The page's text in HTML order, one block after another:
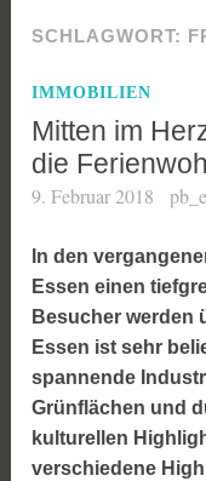
SCHLAGWORT:
IMMOBILIEN
Mitten im
die
9. Februar 2018
In den
Essen einen
Besucher werden
Essen ist sehr
spannende
Grünflächen und
kulturellen
verschiedene